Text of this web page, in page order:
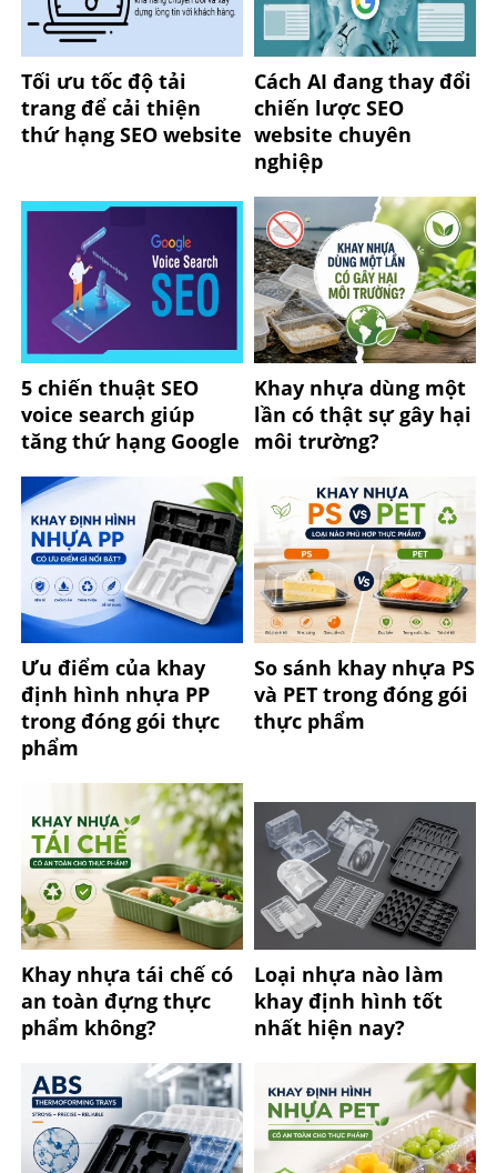
Tối ưu tốc độ tải
trang để cải thiện
thứ hạng SEO website
Cách AI đang thay đổi
chiến lược SEO
website chuyên
nghiệp
5 chiến thuật SEO
voice search giúp
tăng thứ hạng Google
Khay nhựa dùng một
lần có thật sự gây hại
môi trường?
Ưu điểm của khay
định hình nhựa PP
trong đóng gói thực
phẩm
So sánh khay nhựa PS
và PET trong đóng gói
thực phẩm
Khay nhựa tái chế có
an toàn đựng thực
phẩm không?
Loại nhựa nào làm
khay định hình tốt
nhất hiện nay?